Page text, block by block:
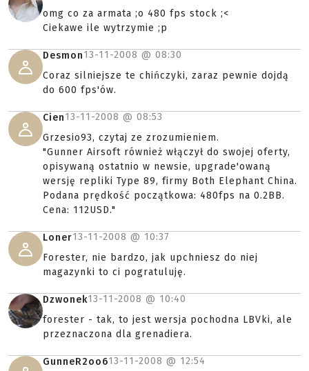
omg co za armata ;o 480 fps stock ;<
Ciekawe ile wytrzymie ;p
Desmon13-11-2008 @ 08:30
Coraz silniejsze te chińczyki, zaraz pewnie dojdą
do 600 fps'ów.
Cien13-11-2008 @ 08:53
Grzesio93, czytaj ze zrozumieniem.
"Gunner Airsoft również włączył do swojej oferty,
opisywaną ostatnio w newsie, upgrade'owaną
wersję repliki Type 89, firmy Both Elephant China.
Podana prędkość początkowa: 480fps na 0.2BB.
Cena: 112USD."
Loner13-11-2008 @ 10:37
Forester, nie bardzo, jak upchniesz do niej
magazynki to ci pogratuluję.
Dzwonek13-11-2008 @ 10:40
forester - tak, to jest wersja pochodna LBVki, ale
przeznaczona dla grenadiera.
GunneR2oo613-11-2008 @ 12:54